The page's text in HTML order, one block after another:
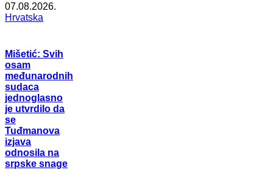
07.08.2026.
Hrvatska
Mišetić: Svih
osam
međunarodnih
sudaca
jednoglasno
je utvrdilo da
se
Tuđmanova
izjava
odnosila na
srpske snage